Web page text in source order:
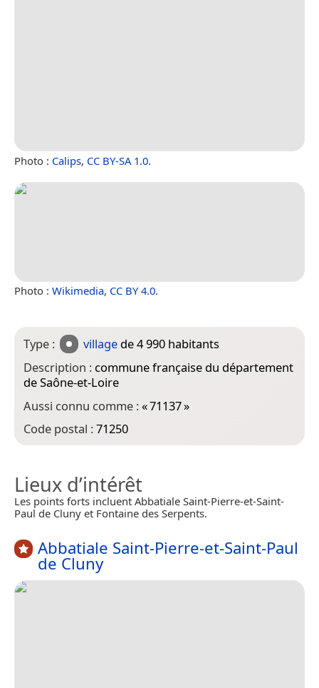
Photo : Calips, CC BY-SA 1.0.
Photo : Wikimedia, CC BY 4.0.
Type : village de 4 990 habitants
Description : commune française du département
de Saône-et-Loire
Aussi connu comme :«71137»
Code postal :71250
Lieux d’intérêt
Les points forts incluent Abbatiale Saint-Pierre-et-Saint-
Paul de Cluny et Fontaine des Serpents.
Abbatiale Saint-Pierre-et-Saint-Paul
de Cluny